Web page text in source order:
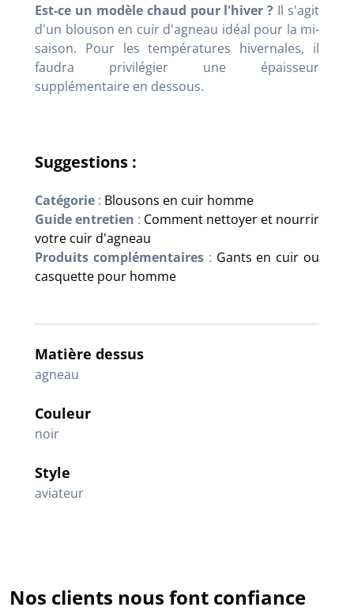
Est-ce un modèle chaud pour l'hiver ? Il s'agit
d'un blouson en cuir d'agneau idéal pour la mi-
saison. Pour les températures hivernales, il
faudra privilégier une épaisseur
supplémentaire en dessous.
Suggestions :
Catégorie : Blousons en cuir homme
Guide entretien : Comment nettoyer et nourrir
votre cuir d'agneau
Produits complémentaires: Gants en cuir ou
casquette pour homme
Matière dessus
agneau
Couleur
noir
Style
aviateur
Nos clients nous font confiance